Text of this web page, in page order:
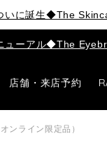
いに誕生◆The
ューアル◆The
店舗・来店予約
ンライン限定品）